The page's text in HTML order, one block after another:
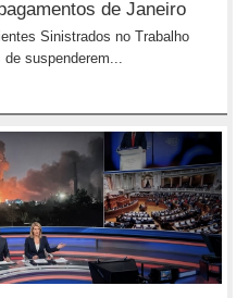
de Janeiro
Sinistrados no Trabalho
suspenderem...